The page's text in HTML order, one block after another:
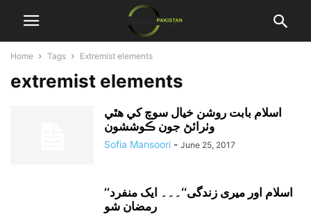
Home Tags Extremist elements
extremist elements
اسلام بابت روشن خيال سوچ کي هٿي
وٺرائڻ جون ڪوششون
Sofia Mansoori - June 25, 2017
’’اسلام اور میری زندگی‘‘۔۔۔ ایک منفرد
رمضان شو